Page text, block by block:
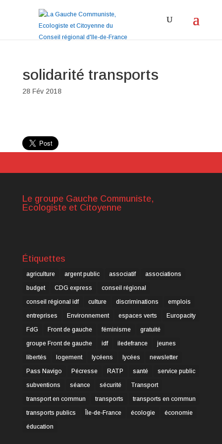
solidarité transports
28 Fév 2018
Le groupe Gauche Communiste,
Ecologiste et Citoyenne
Étiquettes
agriculture argent public associatif
associations
budget
CDG express
conseil régional
conseil régional idf
culture discriminations
emplois
entreprises
Environnement espaces verts
Europacity
FdG
Front de gauche féminisme
gratuité
groupe Front de gauche
idf iledefrance
jeunes
libertés
logement lycéens lycées
newsletter
Pass Navigo
Pécresse RATP santé
service public
subventions
séance sécurité
Transport
transport en commun
transports
transports en commun
transports publics
Île-de-France écologie
économie
éducation